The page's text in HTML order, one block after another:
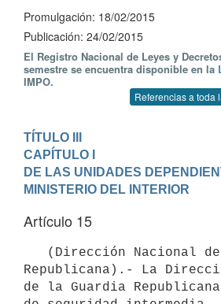
Promulgación: 18/02/2015
Publicación: 24/02/2015
El Registro Nacional de Leyes y
semestre se encuentra disponible en la
IMPO.
Referencias a toda
TÍTULO III
CAPÍTULO I
DE LAS UNIDADES
MINISTERIO DEL INTERIOR
Artículo 15
Republicana).- La
de la Guardia